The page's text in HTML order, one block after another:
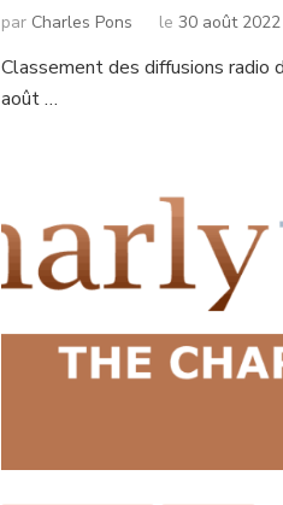
par Charles Pons le 30 août 2022
Classement des diffusions radio
août …